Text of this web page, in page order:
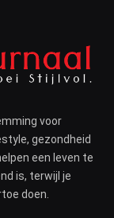
voor
gezondheid
een leven te
is, terwijl je
doen.